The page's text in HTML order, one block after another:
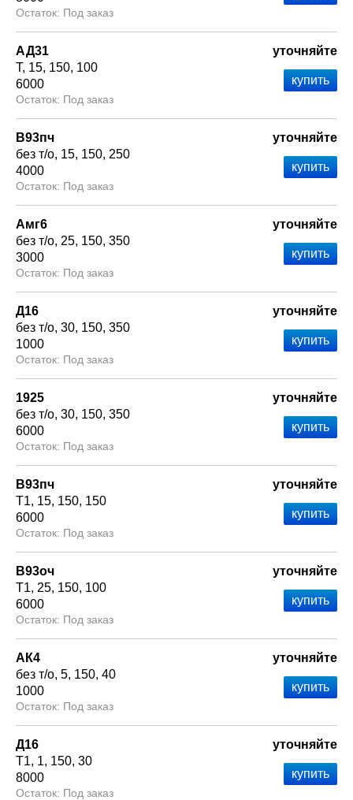
Под заказ
АД31
Т 15 150 100
6000
Под заказ
уточняйте
В93пч
без т/о 15 150 250
4000
Под заказ
уточняйте
Амг6
без т/о 25 150 350
3000
Под заказ
уточняйте
Д16
без т/о 30 150 350
1000
Под заказ
уточняйте
1925
без т/о 30 150 350
6000
Под заказ
уточняйте
В93пч
Т1 15 150 150
6000
Под заказ
уточняйте
В93оч
Т1 25 150 100
6000
Под заказ
уточняйте
АК4
без т/о 5 150 40
1000
Под заказ
уточняйте
Д16
Т1 1 150 30
8000
Под заказ
уточняйте